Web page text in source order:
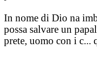
In nome di Dio na
possa salvare un
prete, uomo con i c...